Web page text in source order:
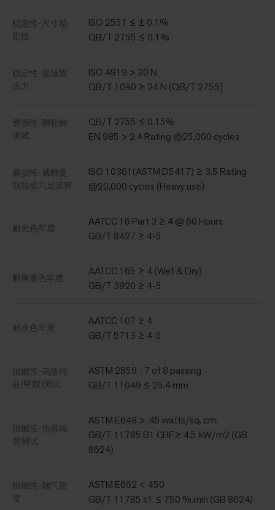
稳定性-尺寸稳
定性
ISO 2551 ≤ ± 0.1%
QB/T 2755 ≤ 0.1%
稳定性-簇绒拔
出力
ISO 4919 > 30 N
QB/T 1090 ≥ 24 N (QB/T 2755)
磨损性-脚轮椅
测试
QB/T 2755 ≤ 0.15%
EN 985 > 2.4 Rating @25,000 cycles
磨损性-威特曼
鼓轮或六足滚筒
ISO 10361(ASTM D5417) ≥ 3.5 Rating
@20,000 cycles (Heavy use)
耐光色牢度
AATCC 16 Part 3 ≥ 4 @ 60 Hours
GB/T 8427 ≥ 4-5
耐摩擦色牢度
AATCC 165 ≥ 4 (Wet & Dry)
GB/T 3920 ≥ 4-5
耐水色牢度
AATCC 107 ≥ 4
GB/T 5713 ≥ 4-5
阻燃性-乌洛托
品(甲胺)测试
ASTM 2859 - 7 of 8 passing
GB/T 11049 ≤ 25.4 mm
阻燃性-热源辐
射测试
ASTM E648 > .45 watts/sq. cm.
GB/T 11785 B1 CHF≥ 4.5 kW/m2 (GB
8624)
阻燃性-烟气密
度
ASTM E662 < 450
GB/T 11785 s1 ≤ 750 %.min (GB 8624)